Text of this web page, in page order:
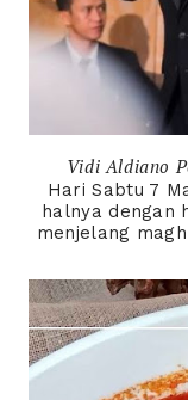
Vidi Aldiano
Hari Sabtu 7
halnya dengan
menjelang